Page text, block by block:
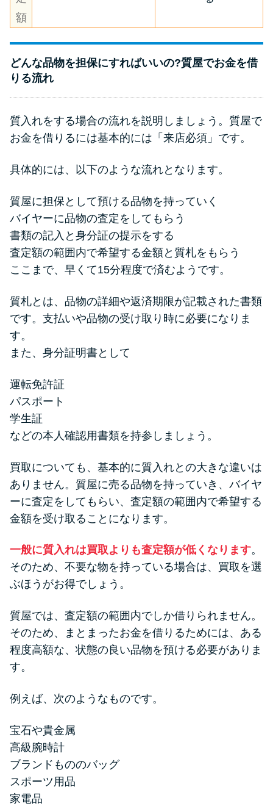
額
どんな品物を担保にすればいいの?質屋でお金を借
りる流れ
質入れをする場合の流れを説明しましょう。質屋で
お金を借りるには基本的には「来店必須」です。
具体的には、以下のような流れとなります。
質屋に担保として預ける品物を持っていく
バイヤーに品物の査定をしてもらう
書類の記入と身分証の提示をする
査定額の範囲内で希望する金額と質札をもらう
ここまで、早くて15分程度で済むようです。
質札とは、品物の詳細や返済期限が記載された書類
です。支払いや品物の受け取り時に必要になりま
す。
また、身分証明書として
運転免許証
パスポート
学生証
などの本人確認用書類を持参しましょう。
買取についても、基本的に質入れとの大きな違いは
ありません。質屋に売る品物を持っていき、バイヤ
ーに査定をしてもらい、査定額の範囲内で希望する
金額を受け取ることになります。
一般に質入れは買取よりも査定額が低くなります。
そのため、不要な物を持っている場合は、買取を選
ぶほうがお得でしょう。
質屋では、査定額の範囲内でしか借りられません。
そのため、まとまったお金を借りるためには、ある
程度高額な、状態の良い品物を預ける必要がありま
す。
例えば、次のようなものです。
宝石や貴金属
高級腕時計
ブランドもののバッグ
スポーツ用品
家電品